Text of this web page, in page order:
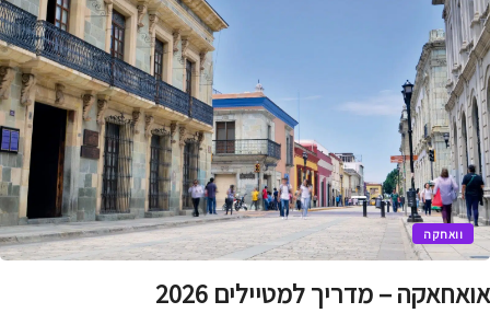
וואחקה
– מדריך למטיילים 2026